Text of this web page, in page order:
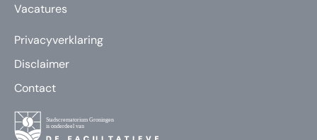
Vacatures
Privacyverklaring
Disclaimer
Contact